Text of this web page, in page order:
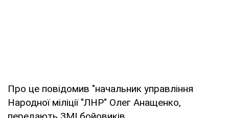
Про це повідомив "начальник управління
Народної міліції "ЛНР" Олег Анащенко,